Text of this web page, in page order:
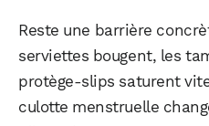
Reste une barrière
serviettes bougent, les
protège-slips saturent
culotte menstruelle